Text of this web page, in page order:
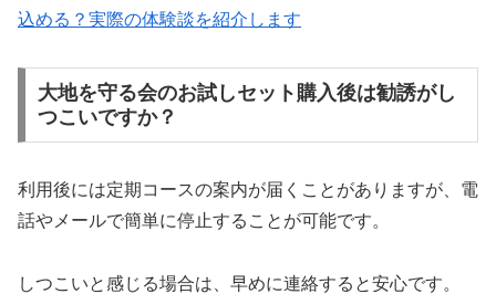
込める？実際の体験談を紹介します
大地を守る会のお試しセット購入後は勧誘がし
つこいですか？
利用後には定期コースの案内が届くことがありますが、電
話やメールで簡単に停止することが可能です。
しつこいと感じる場合は、早めに連絡すると安心です。